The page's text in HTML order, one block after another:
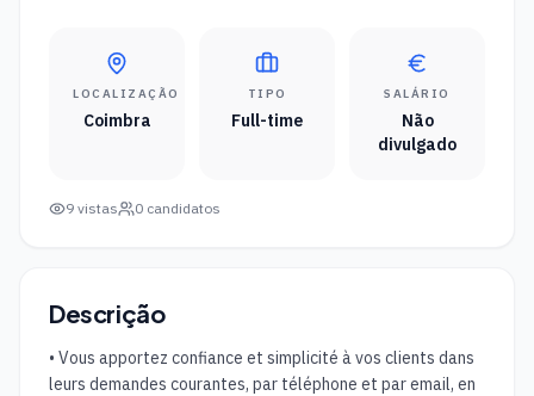
LOCALIZAÇÃO
Coimbra
TIPO
Full-time
SALÁRIO
Não
divulgado
9 vistas 0 candidatos
Descrição
• Vous apportez confiance et simplicité à vos clients dans
leurs demandes courantes, par téléphone et par email, en